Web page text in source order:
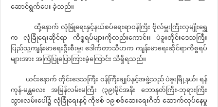
ဆောင်ရွက်ပေး ခဲ့သည်။
ထို့နောက် လုံခြုံရေးနှင့်နယ်စပ်ရေးရာဝန်ကြီး ဗိုလ်မှူးကြီးလှမျိုးရွှေ
က လုံခြုံရေးဆိုင်ရာ ကိစ္စရပ်များကိုလည်းကောင်း၊ ပဲခူးတိုင်းဒေသကြီး
ပြည်သူ့ကျန်းမာရေးဦးစီးမှူး ဒေါက်တာသီဟက ကျန်းမာရေးဆိုင်ရာကိစ္စရပ်
များအား အကြံပြုပြောကြားခဲ့ကြောင်း သိရှိရသည်။
ယင်းနောက် တိုင်းဒေသကြီး ဝန်ကြီးချုပ်နှင့်အဖွဲ့သည် ပဲခူးမြို့နယ်၊ ရန်
ကုန်-မန္တလေး အမြန်လမ်းမကြီး (၃၉)မိုင်အနီး ဘောနတ်ကြီး-ဘုရားကြီး
သွားလမ်းပေါ်၌ လုံခြုံရေးနှင့် ကိုဗစ်-၁၉ စစ်ဆေးရေးဂိတ် ဆောက်လုပ်နေမှု